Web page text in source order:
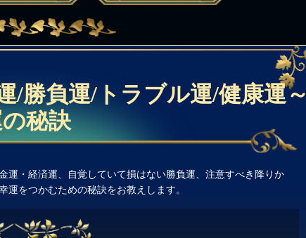
/勝負運/トラブル運/健康運～
秘訣
・経済運、自覚していて損はない勝負運、注意すべき降りか
をつかむための秘訣をお教えします。